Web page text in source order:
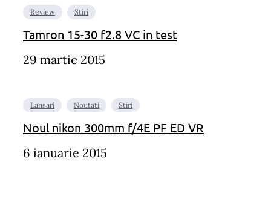
Review Stiri
Tamron 15-30 f2.8 VC in test
29 martie 2015
Lansari Noutati Stiri
Noul nikon 300mm f/4E PF ED VR
6 ianuarie 2015